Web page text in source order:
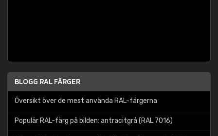
BLOGG RAL FÄRGER
Översikt över de mest använda RAL-färgerna
Populär RAL-färg på bilden: antracitgrå (RAL 7016)